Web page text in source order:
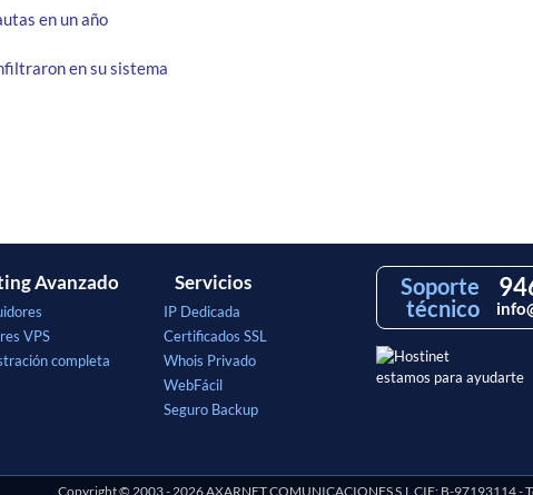
en un año
en su sistema
Avanzado
VPS
completa
Servicios
IP Dedicada
Certificados SSL
Whois Privado
WebFácil
Seguro Backup
Soporte
técnico
estamos para ayudarte
Copyright © 2003 - 2026 AXARNET COMUNICACIONES S.L CIF: B-97193114 -